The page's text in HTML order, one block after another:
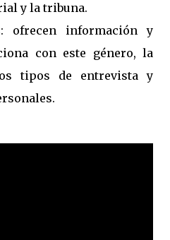
y la tribuna.
: ofrecen información y
con este género, la
tipos de entrevista y